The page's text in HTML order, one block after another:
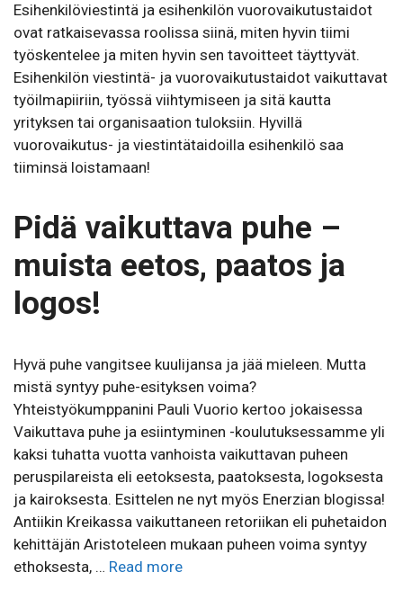
Esihenkilöviestintä ja esihenkilön vuorovaikutustaidot
ovat ratkaisevassa roolissa siinä, miten hyvin tiimi
työskentelee ja miten hyvin sen tavoitteet täyttyvät.
Esihenkilön viestintä- ja vuorovaikutustaidot vaikuttavat
työilmapiiriin, työssä viihtymiseen ja sitä kautta
yrityksen tai organisaation tuloksiin. Hyvillä
vuorovaikutus- ja viestintätaidoilla esihenkilö saa
tiiminsä loistamaan!
Pidä vaikuttava puhe –
muista eetos, paatos ja
logos!
Hyvä puhe vangitsee kuulijansa ja jää mieleen. Mutta
mistä syntyy puhe-esityksen voima?
Yhteistyökumppanini Pauli Vuorio kertoo jokaisessa
Vaikuttava puhe ja esiintyminen -koulutuksessamme yli
kaksi tuhatta vuotta vanhoista vaikuttavan puheen
peruspilareista eli eetoksesta, paatoksesta, logoksesta
ja kairoksesta. Esittelen ne nyt myös Enerzian blogissa!
Antiikin Kreikassa vaikuttaneen retoriikan eli puhetaidon
kehittäjän Aristoteleen mukaan puheen voima syntyy
ethoksesta, … Read more